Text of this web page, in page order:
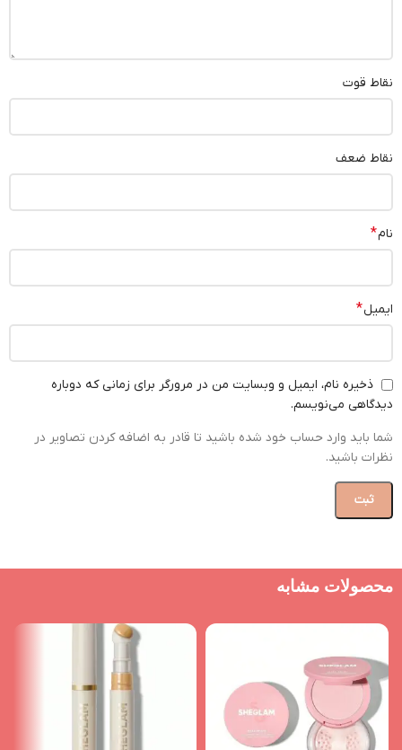
نقاط قوت
نقاط ضعف
نام*
ایمیل*
ذخیره نام، ایمیل و وبسایت من در مرورگر برای زمانی که دوباره
دیدگاهی می‌نویسم.
شما باید وارد حساب خود شده باشید تا قادر به اضافه کردن تصاویر در
نظرات باشید.
محصولات مشابه